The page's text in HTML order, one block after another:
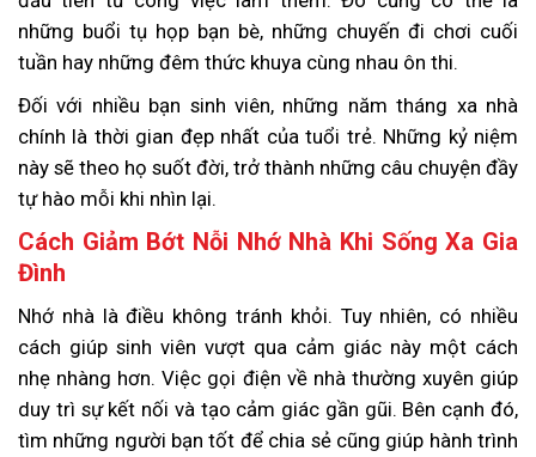
những buổi tụ họp bạn bè, những chuyến đi chơi cuối
tuần hay những đêm thức khuya cùng nhau ôn thi.
Đối với nhiều bạn sinh viên, những năm tháng xa nhà
chính là thời gian đẹp nhất của tuổi trẻ. Những kỷ niệm
này sẽ theo họ suốt đời, trở thành những câu chuyện đầy
tự hào mỗi khi nhìn lại.
Cách Giảm Bớt Nỗi Nhớ Nhà Khi Sống Xa Gia
Đình
Nhớ nhà là điều không tránh khỏi. Tuy nhiên, có nhiều
cách giúp sinh viên vượt qua cảm giác này một cách
nhẹ nhàng hơn. Việc gọi điện về nhà thường xuyên giúp
duy trì sự kết nối và tạo cảm giác gần gũi. Bên cạnh đó,
tìm những người bạn tốt để chia sẻ cũng giúp hành trình